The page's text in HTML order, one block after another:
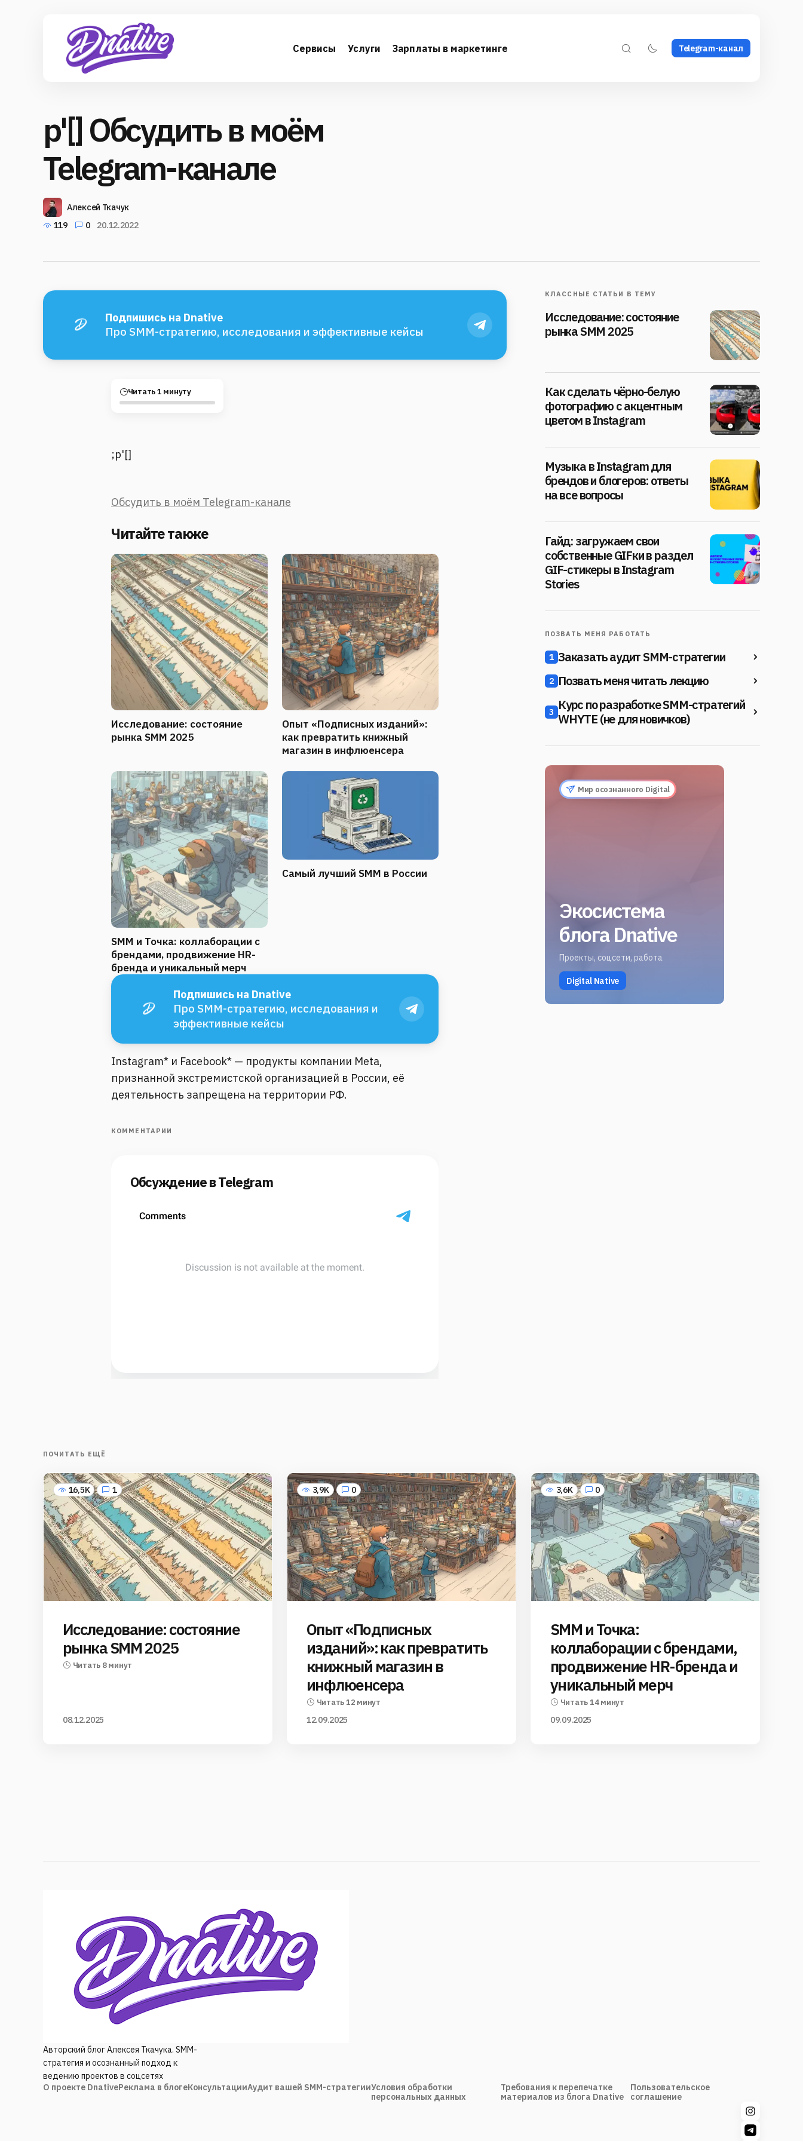
Сервисы Услуги Зарплаты в маркетинге Telegram-канал
p'[] Обсудить в моём
Telegram-канале
Алексей Ткачук
119
0 20.12.2022
Подпишись на Dnative
Про SMM-стратегию, исследования и эффективные кейсы
Читать 1 минуту
;p'[]
Обсудить в моём Telegram-канале
Читайте также
Исследование: состояние
рынка SMM 2025
Опыт «Подписных изданий»:
как превратить книжный
магазин в инфлюенсера
SMM и Точка: коллаборации с
брендами, продвижение HR-
бренда и уникальный мерч
Самый лучший SMM в России
Подпишись на Dnative
Про SMM-стратегию, исследования и
эффективные кейсы
Instagram* и Facebook* — продукты компании Meta,
признанной экстремистской организацией в России, её
деятельность запрещена на территории РФ.
КОММЕНТАРИИ
Обсуждение в Telegram
КЛАССНЫЕ СТАТЬИ В ТЕМУ
Исследование: состояние
рынка SMM 2025
Как сделать чёрно-белую
фотографию с акцентным
цветом в Instagram
Музыка в Instagram для
брендов и блогеров: ответы
на все вопросы
Гайд: загружаем свои
собственные GIFки в раздел
GIF-стикеры в Instagram
Stories
ПОЗВАТЬ МЕНЯ РАБОТАТЬ
1 Заказать аудит SMM-стратегии
2 Позвать меня читать лекцию
3 Курс по разработке SMM-стратегий
WHYTE (не для новичков)
Мир осознанного Digital
Экосистема
блога Dnative
Проекты, соцсети, работа
Digital Native
ПОЧИТАТЬ ЕЩЁ
16,5K 1
Исследование: состояние
рынка SMM 2025
Читать 8 минут
08.12.2025
3,9K 0
Опыт «Подписных
изданий»: как превратить
книжный магазин в
инфлюенсера
Читать 12 минут
12.09.2025
3,6K 0
SMM и Точка:
коллаборации с брендами,
продвижение HR-бренда и
уникальный мерч
Читать 14 минут
09.09.2025
Авторский блог Алексея Ткачука. SMM-
стратегия и осознанный подход к
ведению проектов в соцсетях
О проекте DnativeРеклама в блогеКонсультацииАудит вашей SMM-стратегииУсловия обработки
персональных данных
Требования к перепечатке
материалов из блога Dnative
Пользовательское
соглашение